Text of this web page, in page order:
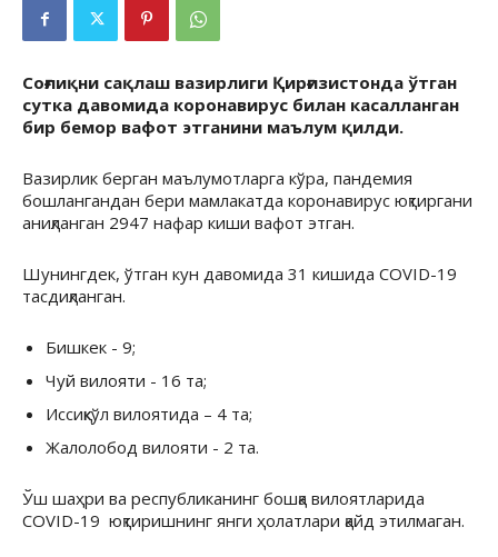
Соғлиқни сақлаш вазирлиги Қирғизистонда ўтган
сутка давомида коронавирус билан касалланган
бир бемор вафот этганини маълум қилди.
Вазирлик берган маълумотларга кўра, пандемия
бошлангандан бери мамлакатда коронавирус юқтиргани
аниқланган 2947 нафар киши вафот этган.
Шунингдек, ўтган кун давомида 31 кишида COVID-19
тасдиқланган.
Бишкек - 9;
Чуй вилояти - 16 та;
Иссиқкўл вилоятида – 4 та;
Жалолобод вилояти - 2 та.
Ўш шаҳри ва республиканинг бошқа вилоятларида
COVID-19 юқтиришнинг янги ҳолатлари қайд этилмаган.